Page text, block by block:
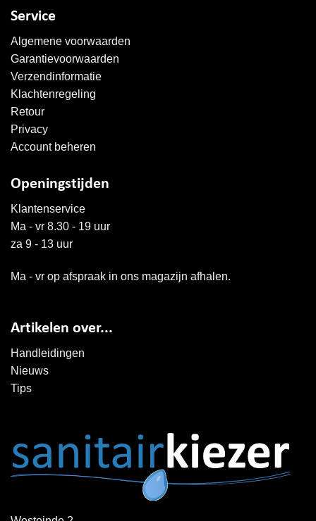
Service
Algemene voorwaarden
Garantievoorwaarden
Verzendinformatie
Klachtenregeling
Retour
Privacy
Account beheren
Openingstijden
Klantenservice
Ma - vr 8.30 - 19 uur
za 9 - 13 uur
Ma - vr op afspraak in ons magazijn afhalen.
Artikelen over...
Handleidingen
Nieuws
Tips